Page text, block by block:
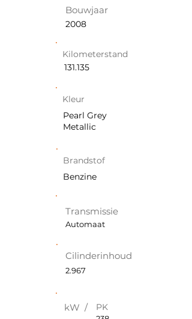
Bouwjaar
2008
Kilometerstand
131.135
Kleur
Pearl Grey
Metallic
Brandstof
Benzine
Transmissie
Automaat
Cilinderinhoud
2.967
kW / PK